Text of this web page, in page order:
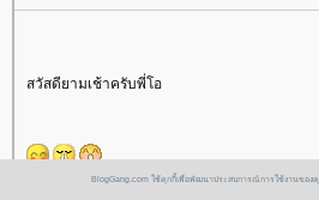
สวัสดียามเช้าครับพี่โอ
กะว่าก๋าBlogGang.com ใช้คุกกี้เพื่อพัฒนาประสบการณ์การใช้งานของ